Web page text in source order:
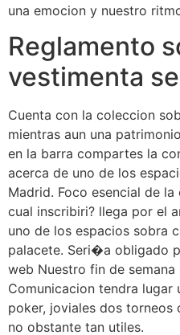
una emocion y nuestro
Reglamento
vestimenta
Cuenta con la coleccion
mientras aun una
en la barra compartes la
acerca de uno de los
Madrid. Foco esencial de
cual inscribiri? llega por el
uno de los espacios sobra
palacete. Seri�a obligado
web Nuestro fin de semana
Comunicacion tendra lugar
poker, joviales dos
no obstante tan utiles.